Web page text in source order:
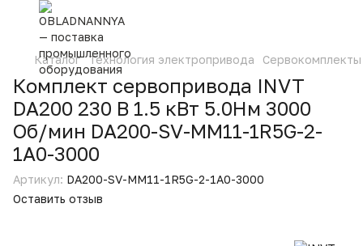
Каталог Технология электропривода Сервокомплекты
Комплект сервопривода INVT
DA200 230 В 1.5 кВт 5.0Нм 3000
Об/мин DA200-SV-MM11-1R5G-2-
1A0-3000
Артикул: DA200-SV-MM11-1R5G-2-1A0-3000
Оставить отзыв